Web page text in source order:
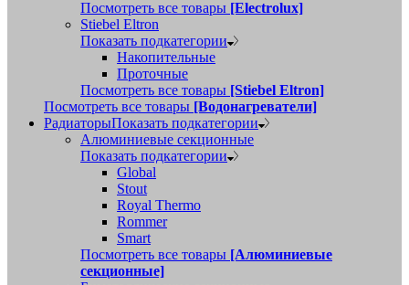
Посмотреть все товары [Electrolux]
Stiebel Eltron
Показать подкатегории
Накопительные
Проточные
Посмотреть все товары [Stiebel Eltron]
Посмотреть все товары [Водонагреватели]
РадиаторыПоказать подкатегории
Алюминиевые секционные
Показать подкатегории
Global
Stout
Royal Thermo
Rommer
Smart
Посмотреть все товары [Алюминиевые
секционные]